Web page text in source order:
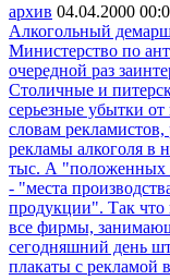
архив 04.04.2000
Алкогольный
Министерство по
очередной раз
Столичные и
серьезные убытки
словам
рекламы алкоголя в
тыс. А "положенных
- "места
продукции". Так что
все фирмы,
сегодняшний день
плакаты с рекламой